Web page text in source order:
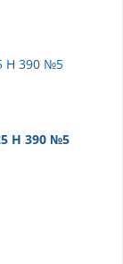
Н 390 №5